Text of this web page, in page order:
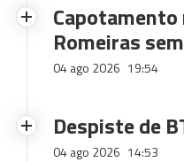
Romeiras
04 ago 2026 19:54
Despiste de
04 ago 2026 14:53